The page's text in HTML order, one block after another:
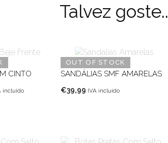
Talvez goste..
CINTO
incluído
OUT OF STOCK
SANDÁLIAS SMF AMARELAS
€39,99 IVA incluído